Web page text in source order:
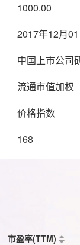
1000.00
2017年12月
中国上市公司
流通市值加权
价格指数
168
市盈率(TTM)